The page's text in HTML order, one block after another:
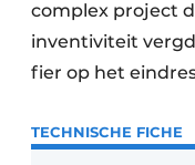
complex project
inventiviteit
fier op het
TECHNISCHE FICHE